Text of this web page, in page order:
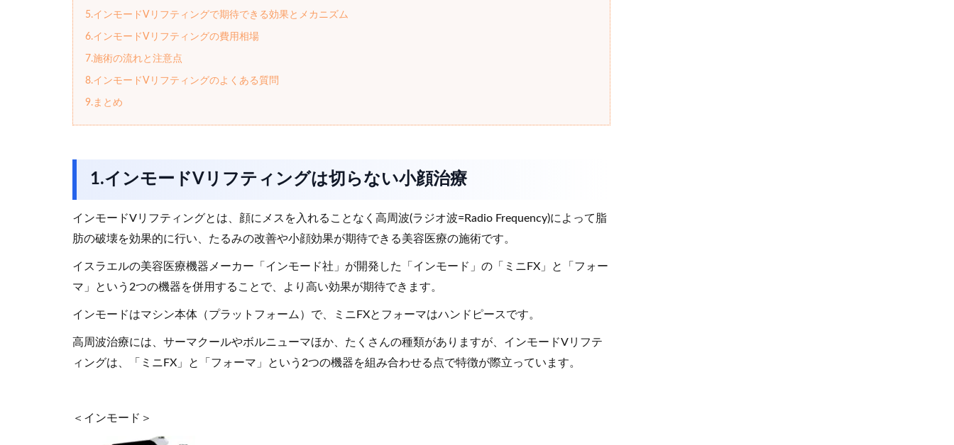
5.インモードVリフティングで期待できる効果とメカニズム
6.インモードVリフティングの費用相場
7.施術の流れと注意点
8.インモードVリフティングのよくある質問
9.まとめ
1.インモードVリフティングは切らない小顔治療
インモードVリフティングとは、顔にメスを入れることなく高周波(ラジオ波=Radio Frequency)によって脂
肪の破壊を効果的に行い、たるみの改善や小顔効果が期待できる美容医療の施術です。
イスラエルの美容医療機器メーカー「インモード社」が開発した「インモード」の「ミニFX」と「フォー
マ」という2つの機器を併用することで、より高い効果が期待できます。
インモードはマシン本体（プラットフォーム）で、ミニFXとフォーマはハンドピースです。
高周波治療には、サーマクールやボルニューマほか、たくさんの種類がありますが、インモードVリフテ
ィングは、「ミニFX」と「フォーマ」という2つの機器を組み合わせる点で特徴が際立っています。
＜インモード＞